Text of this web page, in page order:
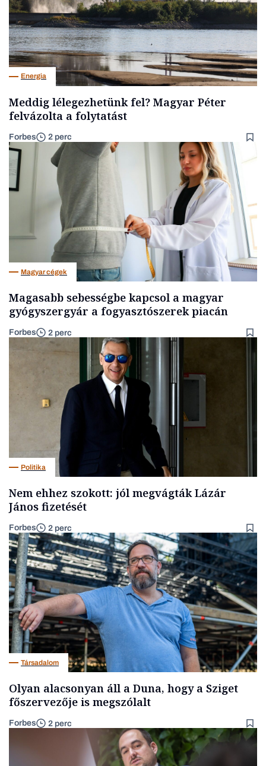
Energia
Meddig lélegezhetünk fel? Magyar Péter
felvázolta a folytatást
Forbes 2 perc
Magyar cégek
Magasabb sebességbe kapcsol a magyar
gyógyszergyár a fogyasztószerek piacán
Forbes 2 perc
Politika
Nem ehhez szokott: jól megvágták Lázár
János fizetését
Forbes 2 perc
Társadalom
Olyan alacsonyan áll a Duna, hogy a Sziget
főszervezője is megszólalt
Forbes 2 perc